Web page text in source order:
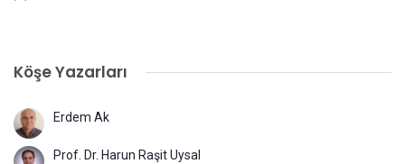
Köşe Yazarları
Erdem Ak
Prof. Dr. Harun Raşit Uysal